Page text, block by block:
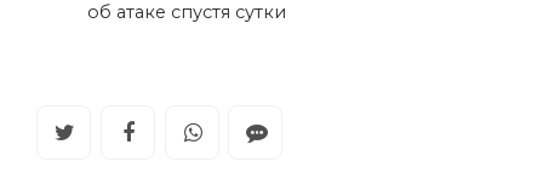
об атаке спустя сутки